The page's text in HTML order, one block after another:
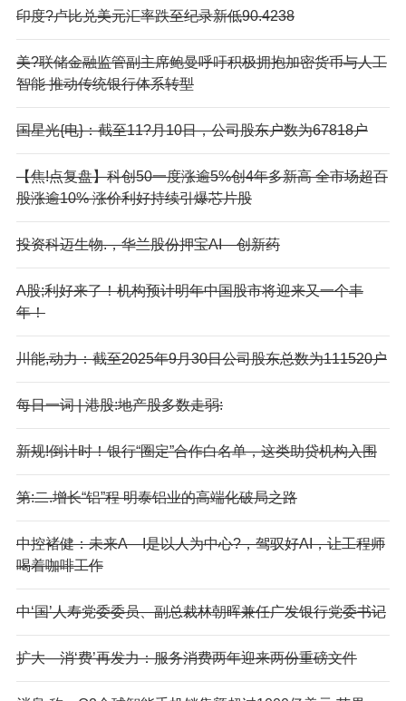
印度?卢比兑美元汇率跌至纪录新低90.4238
美?联储金融监管副主席鲍曼呼吁积极拥抱加密货币与人工
智能 推动传统银行体系转型
国星光{电}：截至11?月10日，公司股东户数为67818户
【焦!点复盘】科创50一度涨逾5%创4年多新高 全市场超百
股涨逾10% 涨价利好持续引爆芯片股
投资科迈生物.，华兰股份押宝AI—创新药
A股;利好来了！机构预计明年中国股市将迎来又一个丰
年！
川能,动力：截至2025年9月30日公司股东总数为111520户
每日一词 | 港股:地产股多数走弱:
新规!倒计时！银行“圈定”合作白名单，这类助贷机构入围
第:二.增长“铝”程 明泰铝业的高端化破局之路
中控褚健：未来A—I是以人为中心?，驾驭好AI，让工程师
喝着咖啡工作
中‘国’人寿党委委员、副总裁林朝晖兼任广发银行党委书记
扩大—消‘费’再发力：服务消费两年迎来两份重磅文件